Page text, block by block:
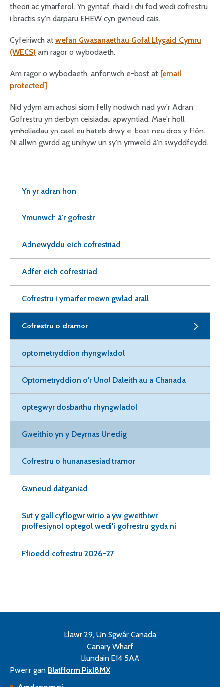
theori ac ymarferol. Yn gyntaf, rhaid i chi fod wedi cofrestru
i bractis sy'n darparu EHEW cyn gwneud cais.
Cyfeiriwch at wefan Gwasanaethau Gofal Llygaid Cymru
(WECS) am ragor o wybodaeth.
Am ragor o wybodaeth, anfonwch e-bost at [email
protected]
Nid ydym am achosi siom felly nodwch nad yw'r Adran
Gofrestru yn derbyn ceisiadau apwyntiad. Mae'r holl
ymholiadau yn cael eu hateb drwy e-bost neu dros y ffôn.
Ni allwn gwrdd ag unrhyw un sy'n ymweld â'n swyddfeydd.
Yn yr adran hon
Ymunwch â'r gofrestr
Adnewyddu eich cofrestriad
Adfer eich cofrestriad
Cofrestru i ymarfer mewn gwlad arall
Cofrestru o dramor
optometryddion rhyngwladol
Optometryddion o'r Unol Daleithiau a Chanada
optegwyr dosbarthu rhyngwladol
Gweithio yn y Deyrnas Unedig
Cofrestru o hunanasesiad tramor
Gwneud datganiad
Sut y gall cyflogwr wirio a yw gweithiwr
proffesiynol optegol wedi'i gofrestru gyda ni
Ffioedd cofrestru 2026-27
Llawr 29, Un Sgwâr Canada
Canary Wharf
Llundain E14 5AA
Pwerir gan Blatfform Pixl8MX